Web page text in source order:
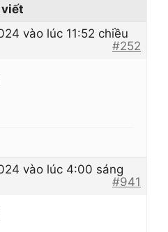
viết
vào lúc 11:52 chiều
#252
vào lúc 4:00 sáng
#941